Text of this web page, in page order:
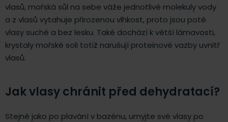
vlasů, mořská sůl na sebe váže jednotlivé molekuly vody
a z vlasů vytahuje přirozenou vlhkost, proto jsou poté
vlasy suché a bez lesku. Také dochází k větší lámavosti,
krystaly mořské soli totiž narušují proteinové vazby uvnitř
vlasů.
Jak vlasy chránit před dehydratací?
Stejně jako po plavání v bazénu, umyjte své vlasy po